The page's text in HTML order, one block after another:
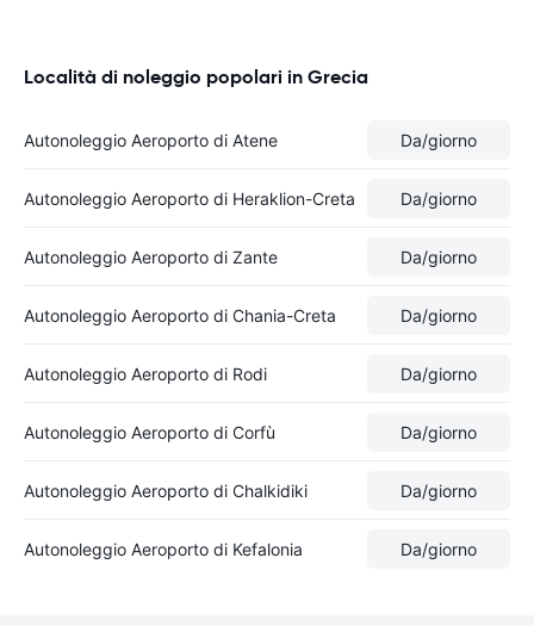
Località di noleggio popolari in Grecia
Autonoleggio Aeroporto di Atene Da/giorno
Autonoleggio Aeroporto di Heraklion-Creta Da/giorno
Autonoleggio Aeroporto di Zante Da/giorno
Autonoleggio Aeroporto di Chania-Creta Da/giorno
Autonoleggio Aeroporto di Rodi Da/giorno
Autonoleggio Aeroporto di Corfù Da/giorno
Autonoleggio Aeroporto di Chalkidiki Da/giorno
Autonoleggio Aeroporto di Kefalonia Da/giorno